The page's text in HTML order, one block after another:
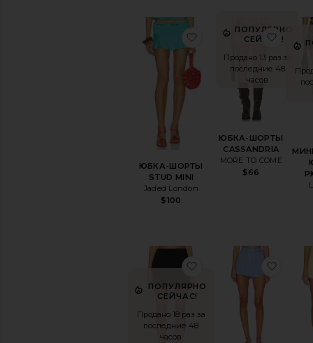
ЮБКА-ШОРТЫ
STUD MINI
Jaded London
$100
избранноеЮБКА-
ПОПУЛЯРНО
СЕЙЧАС!
Продано 13 раз за
последние 48
часов
ЮБКА-ШОРТЫ
CASSANDRIA
MORE TO COME
$66
ПОПУЛЯРНО
СЕЙЧАС!
Продано 18 раз за
последние 48
часов
избранноеЮБКА